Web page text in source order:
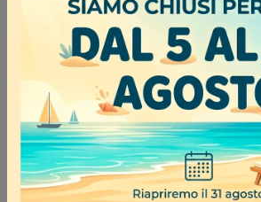
ESTATE